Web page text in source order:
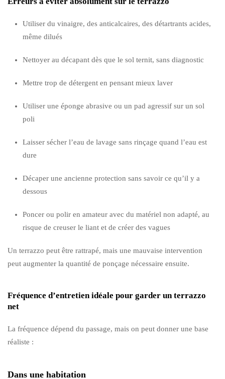
Utiliser du vinaigre, des anticalcaires, des détartrants acides,
même dilués
Nettoyer au décapant dès que le sol ternit, sans diagnostic
Mettre trop de détergent en pensant mieux laver
Utiliser une éponge abrasive ou un pad agressif sur un sol
poli
Laisser sécher l’eau de lavage sans rinçage quand l’eau est
dure
Décaper une ancienne protection sans savoir ce qu’il y a
dessous
Poncer ou polir en amateur avec du matériel non adapté, au
risque de creuser le liant et de créer des vagues
Un terrazzo peut être rattrapé, mais une mauvaise intervention
peut augmenter la quantité de ponçage nécessaire ensuite.
Fréquence d’entretien idéale pour garder un terrazzo
net
La fréquence dépend du passage, mais on peut donner une base
réaliste :
Dans une habitation